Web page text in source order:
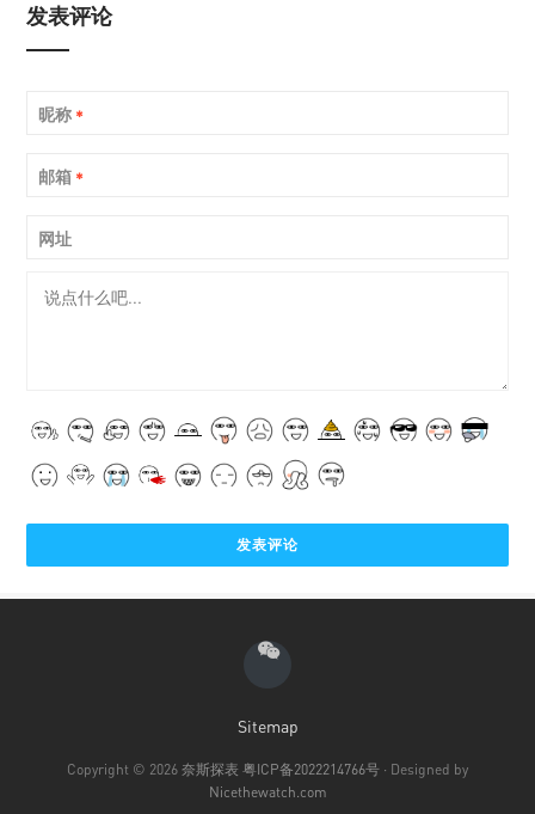
发表评论
昵称 *
邮箱 *
网址
Sitemap
Copyright © 2026 奈斯探表 粤ICP备2022214766号 · Designed by
Nicethewatch.com